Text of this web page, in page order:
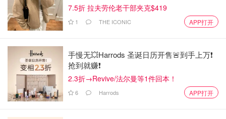
7.5折 拉夫劳伦老干部夹克$419
1 THE ICONIC APP打开
手慢无💥Harrods 圣诞日历开售🚨到手上万❗️
抢到就赚❗️
2.3折→Revive/法尔曼等1件回本！
6 Harrods APP打开